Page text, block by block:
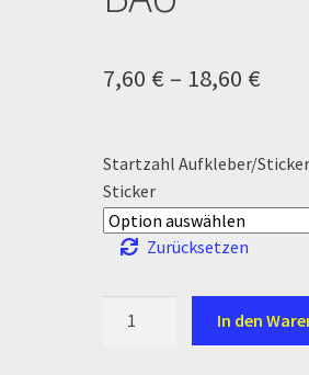
7,60 € – 18,60 €
bis
Startzahl Aufkleber/Sticker
Sticker
Zurücksetzen
In den